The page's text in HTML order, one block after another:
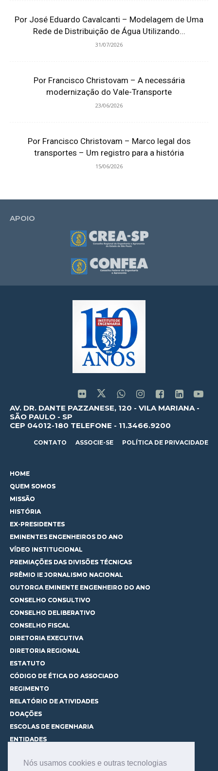
Nós usamos cookies e outras tecnologias
Por José Eduardo Cavalcanti – Modelagem de Uma
Rede de Distribuição de Água Utilizando...
31/07/2026
Por Francisco Christovam – A necessária
modernização do Vale-Transporte
23/06/2026
Por Francisco Christovam – Marco legal dos
transportes – Um registro para a história
15/06/2026
APOIO
AV. DR. DANTE PAZZANESE, 120 - VILA MARIANA -
SÃO PAULO - SP
CEP 04012-180 TELEFONE - 11.3466.9200
CONTATO ASSOCIE-SE POLÍTICA DE PRIVACIDADE
HOME
QUEM SOMOS
MISSÃO
HISTÓRIA
EX-PRESIDENTES
EMINENTES ENGENHEIROS DO ANO
VÍDEO INSTITUCIONAL
PREMIAÇÕES DAS DIVISÕES TÉCNICAS
PRÊMIO IE JORNALISMO NACIONAL
OUTORGA EMINENTE ENGENHEIRO DO ANO
CONSELHO CONSULTIVO
CONSELHO DELIBERATIVO
CONSELHO FISCAL
DIRETORIA EXECUTIVA
DIRETORIA REGIONAL
ESTATUTO
CÓDIGO DE ÉTICA DO ASSOCIADO
REGIMENTO
RELATÓRIO DE ATIVIDADES
DOAÇÕES
ESCOLAS DE ENGENHARIA
ENTIDADES
CURSOS